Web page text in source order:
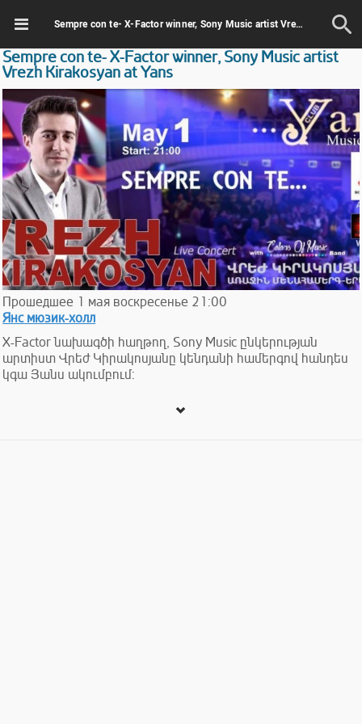
Sempre con te- X-Factor winner, Sony Music artist Vrezh Kirakosyan at Yans
Sempre con te- X-Factor winner, Sony Music artist
Vrezh Kirakosyan at Yans
Прошедшее 1 мая воскресенье 21:00
Янс мюзик-холл
X-Factor նախագծի հաղթող, Sony Music ընկերության
արտիստ Վրեժ Կիրակոսյանը կենդանի համերգով հանդես
կգա Յանս ակումբում: